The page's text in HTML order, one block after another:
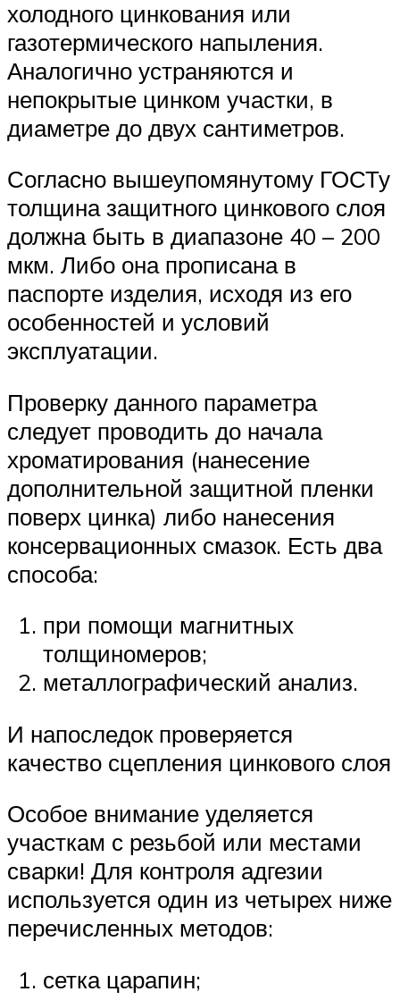
холодного цинкования или
газотермического напыления.
Аналогично устраняются и
непокрытые цинком участки, в
диаметре до двух сантиметров.
Согласно вышеупомянутому ГОСТу
толщина защитного цинкового слоя
должна быть в диапазоне 40 – 200
мкм. Либо она прописана в
паспорте изделия, исходя из его
особенностей и условий
эксплуатации.
Проверку данного параметра
следует проводить до начала
хроматирования (нанесение
дополнительной защитной пленки
поверх цинка) либо нанесения
консервационных смазок. Есть два
способа:
при помощи магнитных
толщиномеров;
металлографический анализ.
И напоследок проверяется
качество сцепления цинкового слоя
Особое внимание уделяется
участкам с резьбой или местами
сварки! Для контроля адгезии
используется один из четырех ниже
перечисленных методов:
сетка царапин;